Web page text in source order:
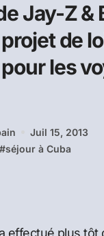
Jay-Z &
de
les
Juil 15, 2013
#séjour à Cuba